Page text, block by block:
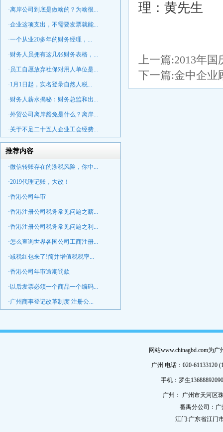
·离岸公司到底是做啥的？为啥很...
·企业这项支出，不需要发票就能...
·一个从业20多年的财务经理，...
·财务人员拥有这几张财务表格，...
·员工自愿放弃社保对用人单位是...
·1月1日起，实名登录自然人税...
·财务人薪水揭秘：财务总监和出...
·外贸公司离岸豁免是什么？离岸...
·关于不足二十五人企业工会经费...
推荐内容
·微信转账存在的涉税风险，你中...
·2019代理记账，大改！
·香港公司年审
·香港注册公司税务常见问题之薪...
·香港注册公司税务常见问题之利...
·怎么查询世界各国公司工商注册...
·减税红包来了!简并增值税税率...
·香港公司年审逾期罚款
·以后发票必须一个商品一个编码...
·广州商事登记改革制度 注册公...
理：黄先生
上一篇:2013年国
下一篇:金中企业
网站www.chinagbd.com为
广州 电话：020-61133120
手机：罗生
广州： 广州市天河区
番禺分公司：
江门:广东省江门